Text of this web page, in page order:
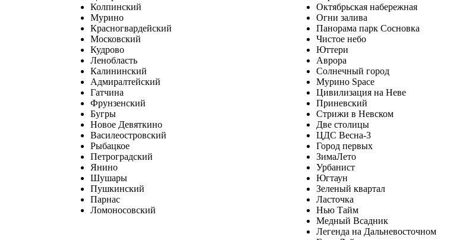
Колпинский
Мурино
Красногвардейский
Московский
Кудрово
Ленобласть
Калининский
Адмиралтейский
Гатчина
Фрунзенский
Бугры
Новое Девяткино
Василеостровский
Рыбацкое
Петроградский
Янино
Шушары
Пушкинский
Парнас
Ломоносовский
Октябрьская набережная
Огни залива
Панорама парк Сосновка
Чистое небо
Юттери
Аврора
Солнечный город
Мурино Space
Цивилизация на Неве
Приневский
Стрижи в Невском
Две столицы
ЦДС Весна-3
Город первых
ЗимаЛето
Урбанист
Югтаун
Зеленый квартал
Ласточка
Нью Тайм
Медный Всадник
Легенда на Дальневосточном